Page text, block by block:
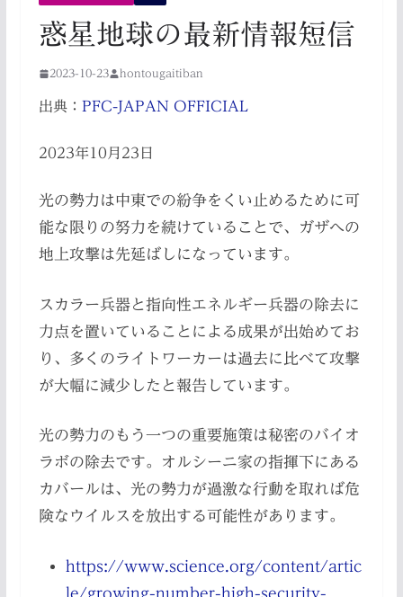
惑星地球の最新情報短信
2023-10-23 hontougaitiban
出典： PFC-JAPAN OFFICIAL
2023年10月23日
光の勢力は中東での紛争をくい止めるために可
能な限りの努力を続けていることで、ガザへの
地上攻撃は先延ばしになっています。
スカラー兵器と指向性エネルギー兵器の除去に
力点を置いていることによる成果が出始めてお
り、多くのライトワーカーは過去に比べて攻撃
が大幅に減少したと報告しています。
光の勢力のもう一つの重要施策は秘密のバイオ
ラボの除去です。オルシーニ家の指揮下にある
カバールは、光の勢力が過激な行動を取れば危
険なウイルスを放出する可能性があります。
https://www.science.org/content/artic
le/growing-number-high-security-